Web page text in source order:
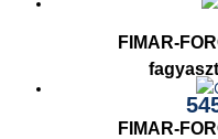
FIMAR-
FIMAR-